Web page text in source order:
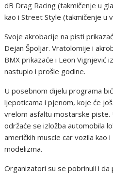
dB Drag Racing (takmičenje u
kao i Street Style (takmičenje u
Svoje akrobacije na pisti
Dejan Špoljar. Vratolomije i
BMX prikazaće i Leon Vignjević
nastupio i prošle godine.
U posebnom dijelu programa
ljepoticama i pjenom, koje će
vrelom asfaltu mostarske piste.
održaće se izložba automobila
američkih muscle car vozila
modelizma.
Organizatori su se pobrinuli i da